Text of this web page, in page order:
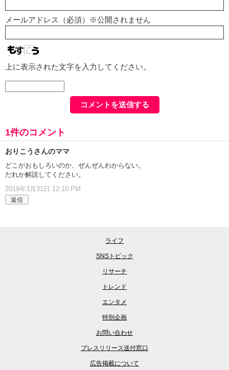
メールアドレス（必須）※公開されません
上に表示された文字を入力してください。
1件のコメント
おりこうさんのママ
どこがおもしろいのか、ぜんぜんわからない。
だれか解説してください。
2019年3月31日 12:10 PM
返信
ライフ
SNSトピック
リサーチ
トレンド
エンタメ
特別企画
お問い合わせ
プレスリリース送付窓口
広告掲載について